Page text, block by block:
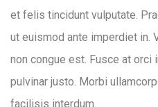
et felis tincidunt vulputate.
ut euismod ante imperdiet in.
non congue est. Fusce at orci
pulvinar justo. Morbi
facilisis interdum.